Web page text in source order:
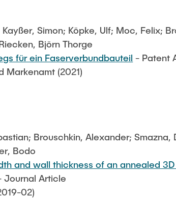
Simon; Köpke, Ulf; Moc, Felix;
Björn Thorge
für ein Faserverbundbauteil - Patent
Markenamt (2021)
Brouschkin, Alexander; Smazna,
Bodo
and wall thickness of an annealed
Journal Article
02)